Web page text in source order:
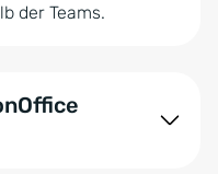
der Teams.